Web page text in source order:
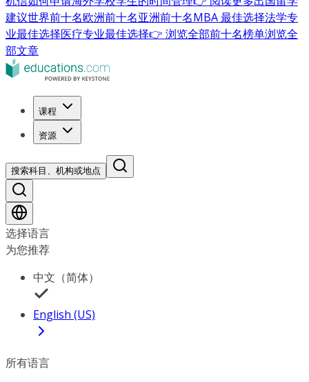
建议世界前十名欧洲前十名亚洲前十名MBA 最佳选择法学专
业最佳选择医疗专业最佳选择👉 浏览全部前十名榜单浏览全
部文章
课程
资源
搜索科目、机构或地点
选择语言
为您推荐
中文（简体）
English (US)
所有语言